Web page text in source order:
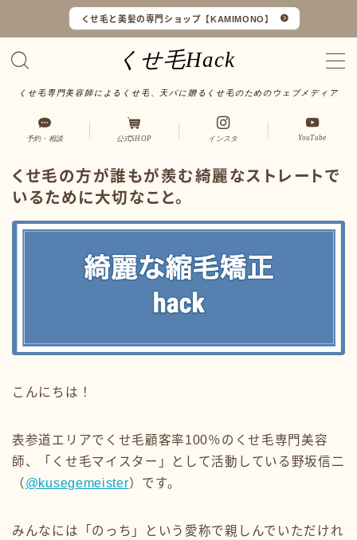
くせ毛と美髪の専門ショップ【KAMIMONO】
くせ毛Hack
くせ毛専門美容師によるくせ毛、天パに贈るくせ毛のためのウェブメディア
口コミ一覧
サイトマップ
予約・相談 公式SHOP インスタ YouTube
くせ毛の方が誰もが羨む綺麗なストレートで
いるために大切なこと。
こんにちは！
表参道エリアでくせ毛顧客率100％のくせ毛専門美容
師、「くせ毛マイスター」として活動している野坂信二
（ @kusegemeister）です。
みんなには「のっち」という愛称で親しんでいただけれ